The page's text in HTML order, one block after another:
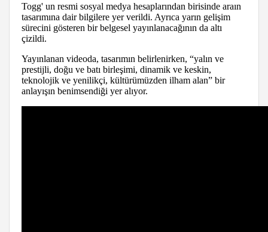
Togg' un resmi sosyal medya hesaplarından birisinde araın
tasarımına dair bilgilere yer verildi. Ayrıca yarın gelişim
sürecini gösteren bir belgesel yayınlanacağının da altı
çizildi.
Yayınlanan videoda, tasarımın belirlenirken, “yalın ve
prestijli, doğu ve batı birleşimi, dinamik ve keskin,
teknolojik ve yenilikçi, kültürümüzden ilham alan” bir
anlayışın benimsendiği yer alıyor.